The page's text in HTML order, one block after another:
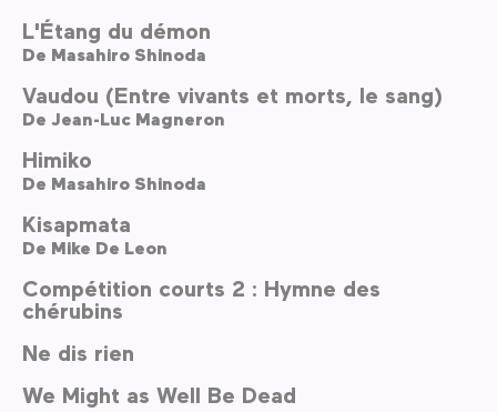
L'Étang du démon
De Masahiro Shinoda
Vaudou (Entre vivants et morts, le sang)
De Jean-Luc Magneron
Himiko
De Masahiro Shinoda
Kisapmata
De Mike De Leon
Compétition courts 2 : Hymne des
chérubins
Ne dis rien
We Might as Well Be Dead